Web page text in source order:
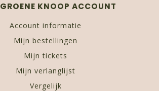
KNOOP ACCOUNT
Account informatie
Mijn bestellingen
Mijn tickets
Mijn verlanglijst
Vergelijk